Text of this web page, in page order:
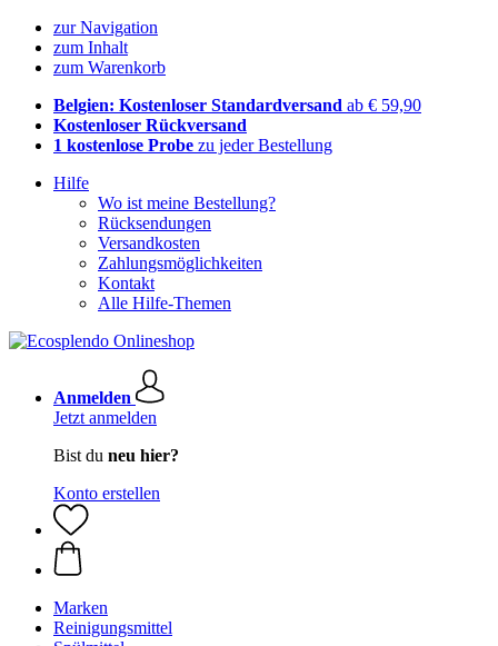
zur Navigation
zum Inhalt
zum Warenkorb
Belgien: Kostenloser Standardversand ab € 59,90
Kostenloser Rückversand
1 kostenlose Probe zu jeder Bestellung
Hilfe
Wo ist meine Bestellung?
Rücksendungen
Versandkosten
Zahlungsmöglichkeiten
Kontakt
Alle Hilfe-Themen
Anmelden
Jetzt anmelden
Bist du neu hier?
Konto erstellen
Marken
Reinigungsmittel